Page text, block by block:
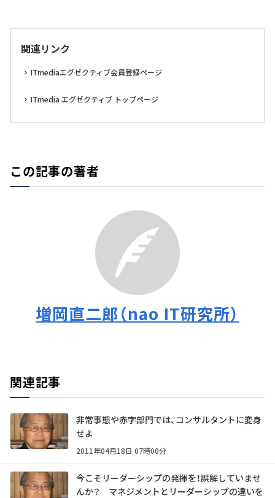
関連リンク
ITmediaエグゼクティブ会員登録ページ
ITmedia エグゼクティブ トップページ
この記事の著者
増岡直二郎（nao IT研究所）
関連記事
非常事態や赤字部門では、コンサルタントに変身
せよ
2011年04月18日 07時00分
今こそリーダーシップの発揮を！誤解していませ
んか？ マネジメントとリーダーシップの違いを